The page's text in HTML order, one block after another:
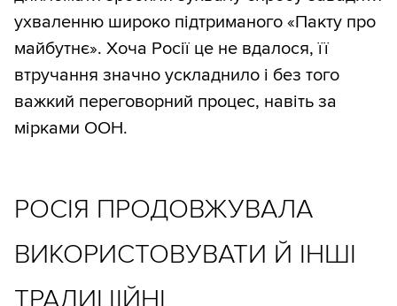
ухваленню широко підтриманого «Пакту про
майбутнє». Хоча Росії це не вдалося, її
втручання значно ускладнило і без того
важкий переговорний процес, навіть за
мірками ООН.
РОСІЯ ПРОДОВЖУВАЛА
ВИКОРИСТОВУВАТИ Й ІНШІ
ТРАДИЦІЙНІ